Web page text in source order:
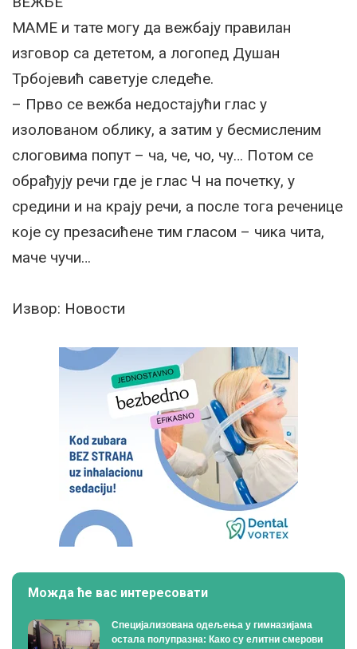
МАМЕ и тате могу да вежбају правилан
изговор са дететом, а логопед Душан
Трбојевић саветује следеће.
– Прво се вежба недостајући глас у
изолованом облику, а затим у бесмисленим
слоговима попут – ча, че, чо, чу… Потом се
обрађују речи где је глас Ч на почетку, у
средини и на крају речи, а после тога реченице
које су презасићене тим гласом – чика чита,
маче чучи…
Извор: Новости
Можда ће вас интересовати
Специјализована одељења у гимназијама
остала полупразна: Како су елитни смерови